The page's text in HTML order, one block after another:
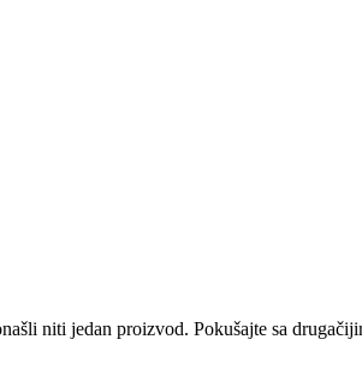
niti jedan proizvod. Pokušajte sa